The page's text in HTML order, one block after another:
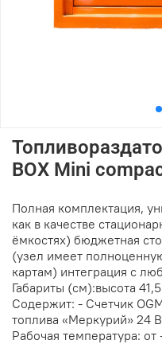
BOX Mini
Полная комплектация,
как в качестве
ёмкостях) бюджетная
(узел имеет
картам) интеграция с
Габариты (см):высота
Содержит: - Счетчик
топлива «Меркурий» 24
Рабочая температура: